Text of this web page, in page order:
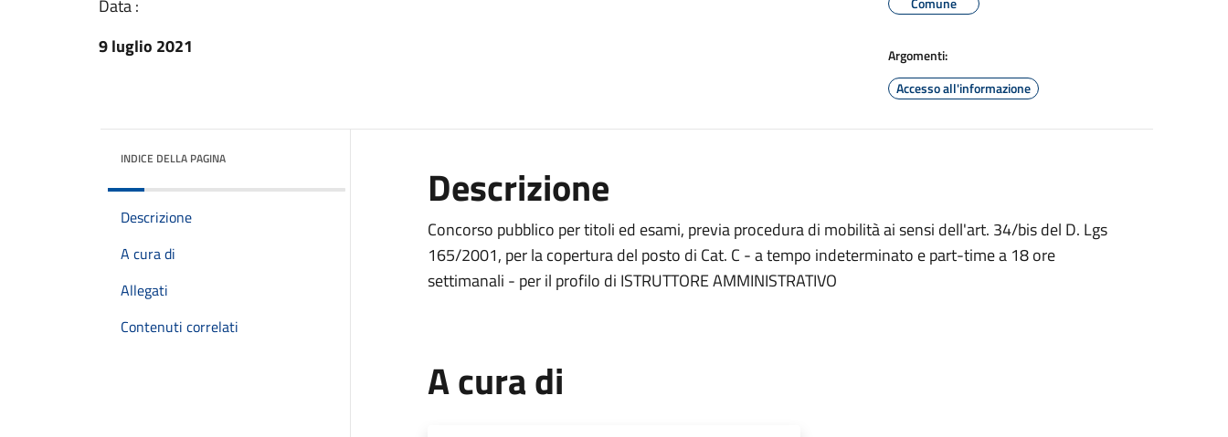
Data :
9 luglio 2021
Argomenti:
Accesso all'informazione
INDICE DELLA PAGINA
Descrizione
A cura di
Allegati
Contenuti correlati
Descrizione
Concorso pubblico per titoli ed esami, previa procedura di mobilità ai sensi dell'art. 34/bis del D. Lgs
165/2001, per la copertura del posto di Cat. C - a tempo indeterminato e part-time a 18 ore
settimanali - per il profilo di ISTRUTTORE AMMINISTRATIVO
A cura di